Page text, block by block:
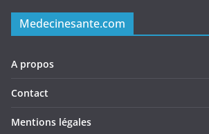
Medecinesante.com
A propos
Contact
Mentions légales